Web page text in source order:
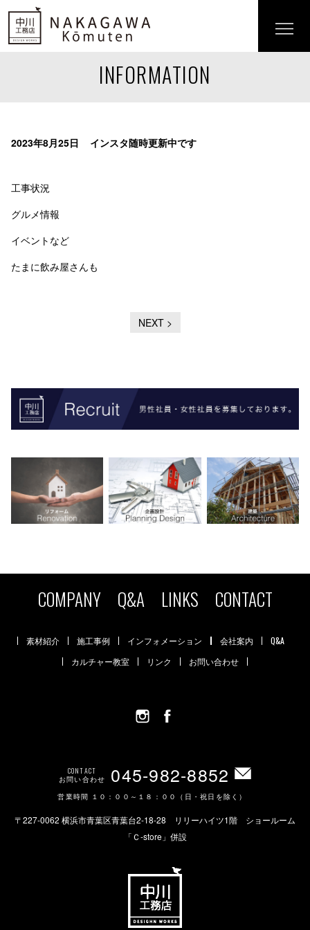
INFORMATION
2023年8月25日 インスタ随時更新中です
工事状況
グルメ情報
イベントなど
たまに飲み屋さんも
NEXT >
COMPANY Q&A LINKS CONTACT
素材紹介 施工事例 インフォメーション 会社案内
Q&A
カルチャー教室
リンク お問い合わせ
CONTACT
お問い合わせ
045-982-8852
営業時間 １０：００～１８：００（日・祝日を除く）
〒227-0062 横浜市青葉区青葉台2-18-28 リリーハイツ1階 ショールーム
「Ｃ-store」併設